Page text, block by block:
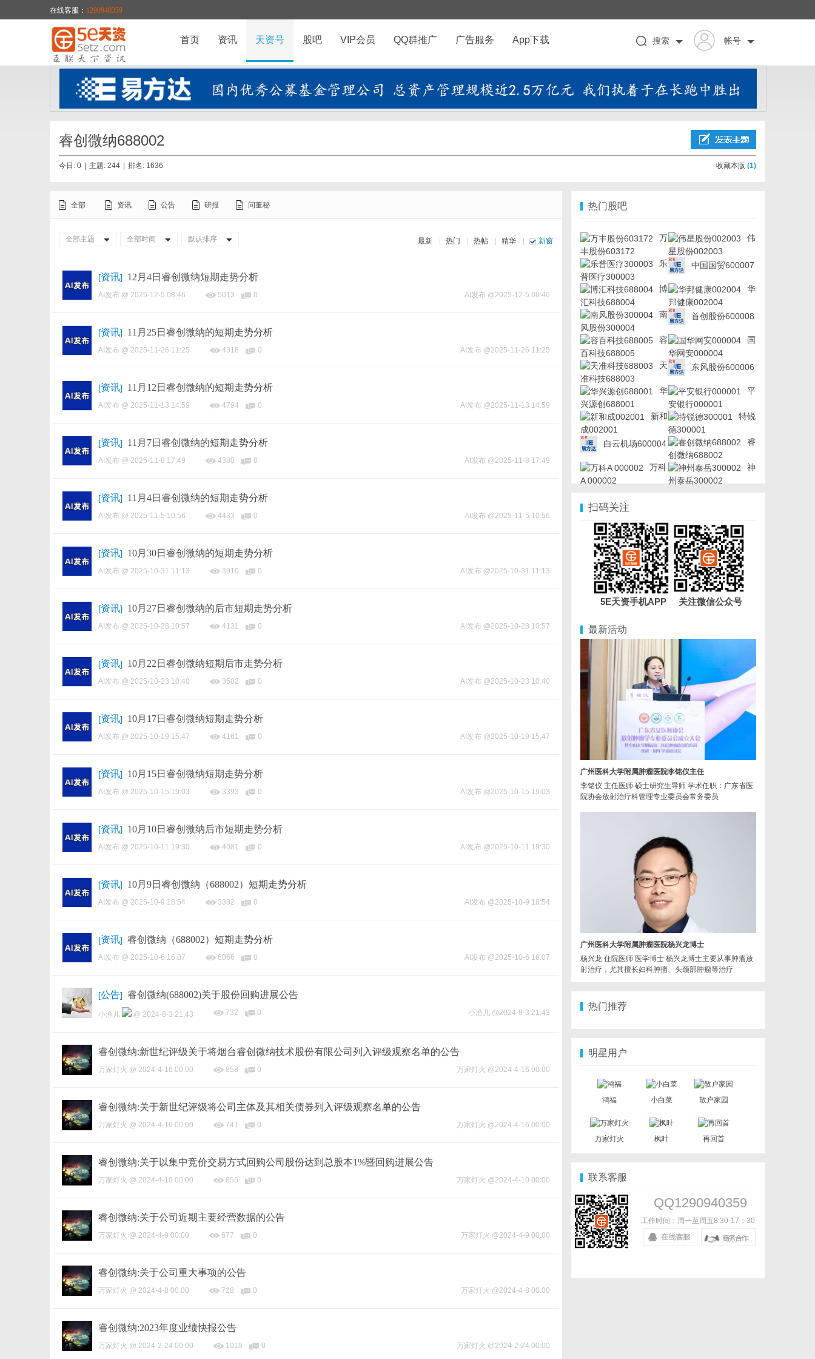
在线客服： 1290940359
首页 资讯 天资号 股吧 VIP会员 QQ群推广 广告服务 App下载 帐号
搜索
睿创微纳688002
收藏本版 (1)
今日: 0 主题: 244 排名: 1636
全部 资讯 公告 研报 问董秘
最新 热门 热帖 精华 新窗
全部主题 全部时间 默认排序
[资讯] 12月4日睿创微纳短期走势分析
AI发布 @ 2025-12-5 08:46 5013 0 AI发布 @2025-12-5 08:46
[资讯] 11月25日睿创微纳的短期走势分析
AI发布 @ 2025-11-26 11:25 4318 0 AI发布 @2025-11-26 11:25
[资讯] 11月12日睿创微纳的短期走势分析
AI发布 @ 2025-11-13 14:59 4794 0 AI发布 @2025-11-13 14:59
[资讯] 11月7日睿创微纳的短期走势分析
AI发布 @ 2025-11-8 17:49 4380 0 AI发布 @2025-11-8 17:49
[资讯] 11月4日睿创微纳的短期走势分析
AI发布 @ 2025-11-5 10:56 4433 0 AI发布 @2025-11-5 10:56
[资讯] 10月30日睿创微纳的短期走势分析
AI发布 @ 2025-10-31 11:13 3910 0 AI发布 @2025-10-31 11:13
[资讯] 10月27日睿创微纳的后市短期走势分析
AI发布 @ 2025-10-28 10:57 4131 0 AI发布 @2025-10-28 10:57
[资讯] 10月22日睿创微纳短期后市走势分析
AI发布 @ 2025-10-23 10:40 3502 0 AI发布 @2025-10-23 10:40
[资讯] 10月17日睿创微纳短期走势分析
AI发布 @ 2025-10-19 15:47 4161 0 AI发布 @2025-10-19 15:47
[资讯] 10月15日睿创微纳短期走势分析
AI发布 @ 2025-10-15 19:03 3393 0 AI发布 @2025-10-15 19:03
[资讯] 10月10日睿创微纳后市短期走势分析
AI发布 @ 2025-10-11 19:30 4081 0 AI发布 @2025-10-11 19:30
[资讯] 10月9日睿创微纳（688002）短期走势分析
AI发布 @ 2025-10-9 18:54 3382 0 AI发布 @2025-10-9 18:54
[资讯] 睿创微纳（688002）短期走势分析
AI发布 @ 2025-10-6 16:07 6066 0 AI发布 @2025-10-6 16:07
[公告] 睿创微纳(688002)关于股份回购进展公告
小渔儿 @ 2024-8-3 21:43 732 0 小渔儿 @2024-8-3 21:43
睿创微纳:新世纪评级关于将烟台睿创微纳技术股份有限公司列入评级观察名单的公告
万家灯火 @ 2024-4-16 00:00 858 0 万家灯火 @2024-4-16 00:00
睿创微纳:关于新世纪评级将公司主体及其相关债券列入评级观察名单的公告
万家灯火 @ 2024-4-16 00:00 741 0 万家灯火 @2024-4-16 00:00
睿创微纳:关于以集中竞价交易方式回购公司股份达到总股本1%暨回购进展公告
万家灯火 @ 2024-4-10 00:00 855 0 万家灯火 @2024-4-10 00:00
睿创微纳:关于公司近期主要经营数据的公告
万家灯火 @ 2024-4-9 00:00 677 0 万家灯火 @2024-4-9 00:00
睿创微纳:关于公司重大事项的公告
万家灯火 @ 2024-4-8 00:00 728 0 万家灯火 @2024-4-8 00:00
睿创微纳:2023年度业绩快报公告
万家灯火 @ 2024-2-24 00:00 1018 0 万家灯火 @2024-2-24 00:00
热门股吧
万
丰股份603172
伟
星股份002003
乐
普医疗300003
中国国贸600007
博
汇科技688004
华
邦健康002004
南
风股份300004
首创股份600008
容
百科技688005
国
华网安000004
天
准科技688003
东风股份600006
华
兴源创688001
平
安银行000001
新和
成002001
特锐
德300001
白云机场600004 睿
创微纳688002
万科
A 000002
神
州泰岳300002
扫码关注
5E天资手机APP 关注微信公众号
最新活动
广州医科大学附属肿瘤医院李铭仪主任
李铭仪 主任医师 硕士研究生导师 学术任职：广东省医
院协会放射治疗科管理专业委员会常务委员
广州医科大学附属肿瘤医院杨兴龙博士
杨兴龙 住院医师 医学博士 杨兴龙博士主要从事肿瘤放
射治疗，尤其擅长妇科肿瘤、头颈部肿瘤等治疗
热门推荐
明星用户
鸿福 小白菜 散户家园
万家灯火 枫叶 再回首
联系客服
QQ1290940359
工作时间：周一至周五8:30-17：30